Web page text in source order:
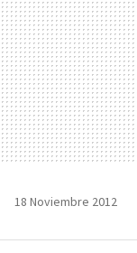
18 Noviembre 2012